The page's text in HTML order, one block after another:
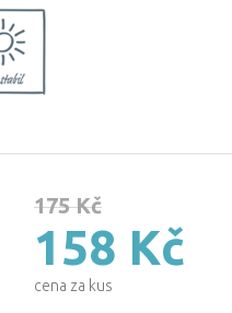
175 Kč
158 Kč
cena za kus